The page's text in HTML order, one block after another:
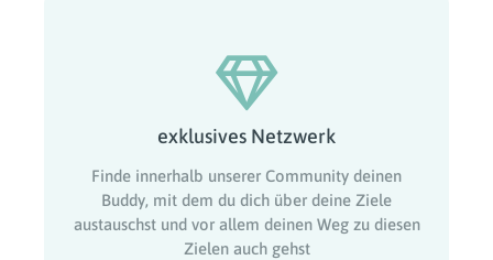
exklusives Netzwerk
Finde innerhalb unserer Community deinen
Buddy, mit dem du dich über deine Ziele
austauschst und vor allem deinen Weg zu diesen
Zielen auch gehst